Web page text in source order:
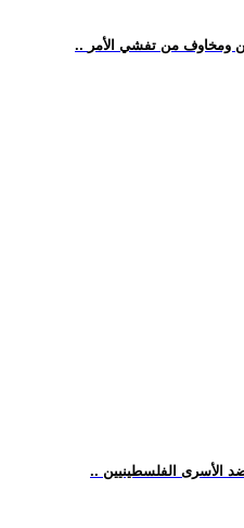
ومخاوف من تفشي الأمر